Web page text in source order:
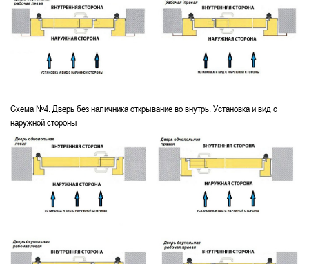
Схема №4. Дверь без наличника открывание во внутрь. Установка и вид с
наружной стороны